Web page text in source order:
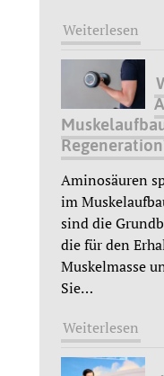
Weiterlesen
Aminosäuren
im
sind die
die für den
Muskelmasse
Sie…
Weiterlesen